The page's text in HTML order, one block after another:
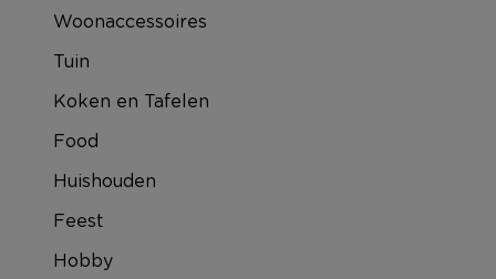
Woonaccessoires
Tuin
Koken en Tafelen
Food
Huishouden
Feest
Hobby